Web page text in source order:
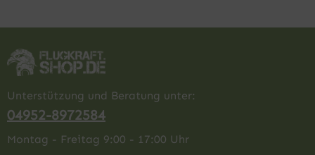
Unterstützung und Beratung unter:
04952-8972584
Montag - Freitag 9:00 - 17:00 Uhr